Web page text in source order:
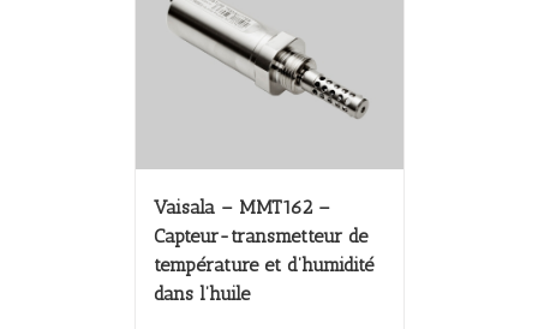
Vaisala – MMT162 –
Capteur-transmetteur de
température et d’humidité
dans l’huile